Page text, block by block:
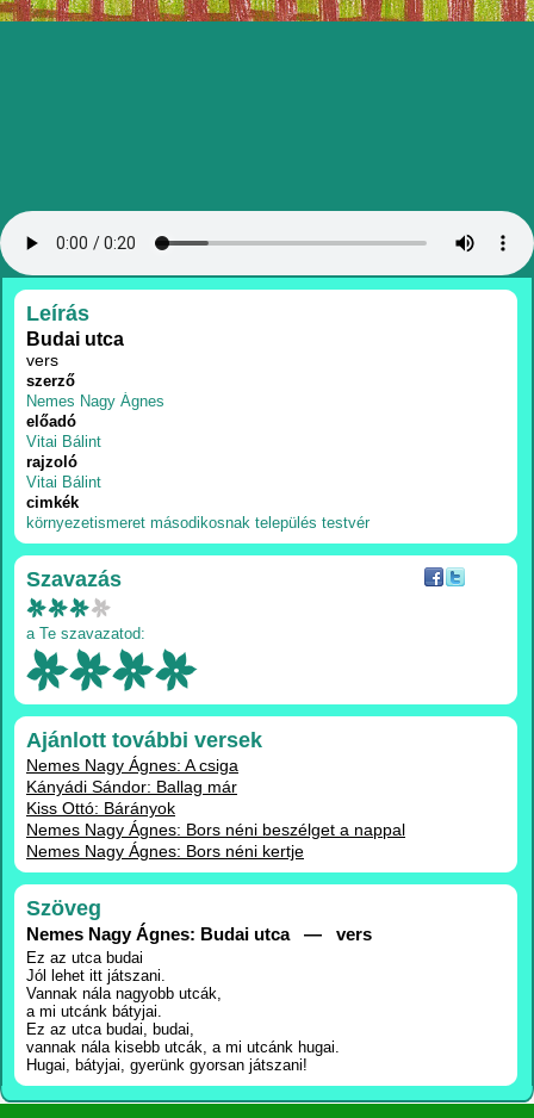
RÉSZLETEK
Leírás
Budai utca
vers
szerző
Nemes Nagy Ágnes
előadó
Vitai Bálint
rajzoló
Vitai Bálint
cimkék
környezetismeret másodikosnak település testvér
Szavazás
a Te szavazatod:
Ajánlott további versek
Nemes Nagy Ágnes: A csiga
Kányádi Sándor: Ballag már
Kiss Ottó: Bárányok
Nemes Nagy Ágnes: Bors néni beszélget a nappal
Nemes Nagy Ágnes: Bors néni kertje
Szöveg
Nemes Nagy Ágnes: Budai utca — vers
Ez az utca budai
Jól lehet itt játszani.
Vannak nála nagyobb utcák,
a mi utcánk bátyjai.
Ez az utca budai, budai,
vannak nála kisebb utcák, a mi utcánk hugai.
Hugai, bátyjai, gyerünk gyorsan játszani!